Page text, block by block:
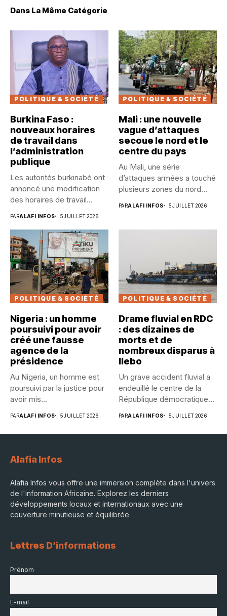
Dans La Même Catégorie
POLITIQUE & SOCIÉTÉ
Burkina Faso :
nouveaux horaires
de travail dans
l’administration
publique
Les autorités burkinabè ont
annoncé une modification
des horaires de travail
PARALAFI INFOS 5 JUILLET 2026
POLITIQUE & SOCIÉTÉ
Mali : une nouvelle
vague d’attaques
secoue le nord et le
centre du pays
Au Mali, une série
d’attaques armées a touché
plusieurs zones du nord...
PARALAFI INFOS 5 JUILLET 2026
POLITIQUE & SOCIÉTÉ
Nigeria : un homme
poursuivi pour avoir
créé une fausse
agence de la
présidence
Au Nigeria, un homme est
poursuivi par la justice pour
avoir mis...
PARALAFI INFOS 5 JUILLET 2026
POLITIQUE & SOCIÉTÉ
Drame fluvial en RDC
: des dizaines de
morts et de
nombreux disparus à
Ilebo
Un grave accident fluvial a
endeuillé le centre de la
République démocratique...
PARALAFI INFOS 5 JUILLET 2026
Alafia Infos
Alafia Infos vous offre une immersion complète dans l'univers
de l'information Africaine. Explorez les derniers
développements locaux et internationaux avec une
couverture minutieuse et équilibrée.
Lettres D’informations
Prénom
E-mail